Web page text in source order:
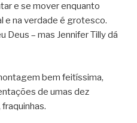
e se mover enquanto
e na verdade é grotesco.
Deus – mas Jennifer Tilly dá
bem feitíssima,
de umas dez